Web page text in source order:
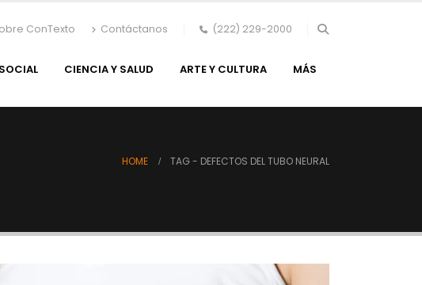
ConTexto Contáctanos (222) 229-2000
CIENCIA Y SALUD ARTE Y CULTURA MÁS
HOME TAG - DEFECTOS DEL TUBO NEURAL